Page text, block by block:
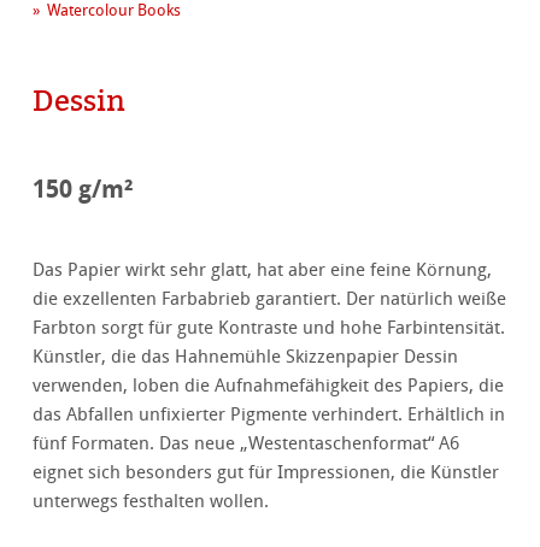
Watercolour Books
Dessin
150 g/m²
Das Papier wirkt sehr glatt, hat aber eine feine Körnung,
die exzellenten Farbabrieb garantiert. Der natürlich weiße
Farbton sorgt für gute Kontraste und hohe Farbintensität.
Künstler, die das Hahnemühle Skizzenpapier Dessin
verwenden, loben die Aufnahmefähigkeit des Papiers, die
das Abfallen unfixierter Pigmente verhindert. Erhältlich in
fünf Formaten. Das neue „Westentaschenformat“ A6
eignet sich besonders gut für Impressionen, die Künstler
unterwegs festhalten wollen.